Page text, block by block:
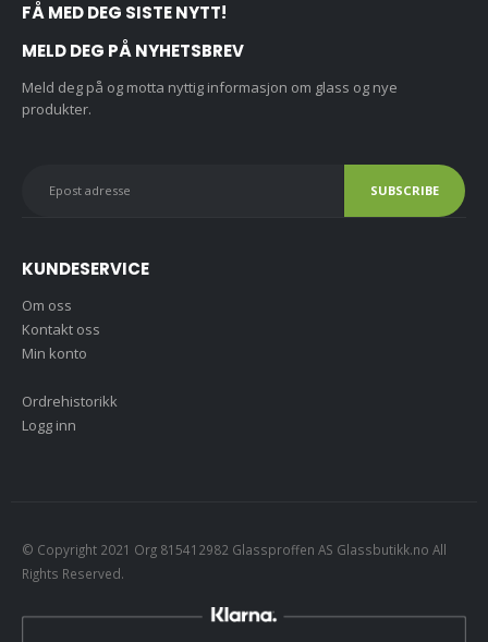
FÅ MED DEG SISTE NYTT!
MELD DEG PÅ NYHETSBREV
Meld deg på og motta nyttig informasjon om glass og nye
produkter.
KUNDESERVICE
Om oss
Kontakt oss
Min konto
Ordrehistorikk
Logg inn
© Copyright 2021 Org 815412982 Glassproffen AS Glassbutikk.no All
Rights Reserved.